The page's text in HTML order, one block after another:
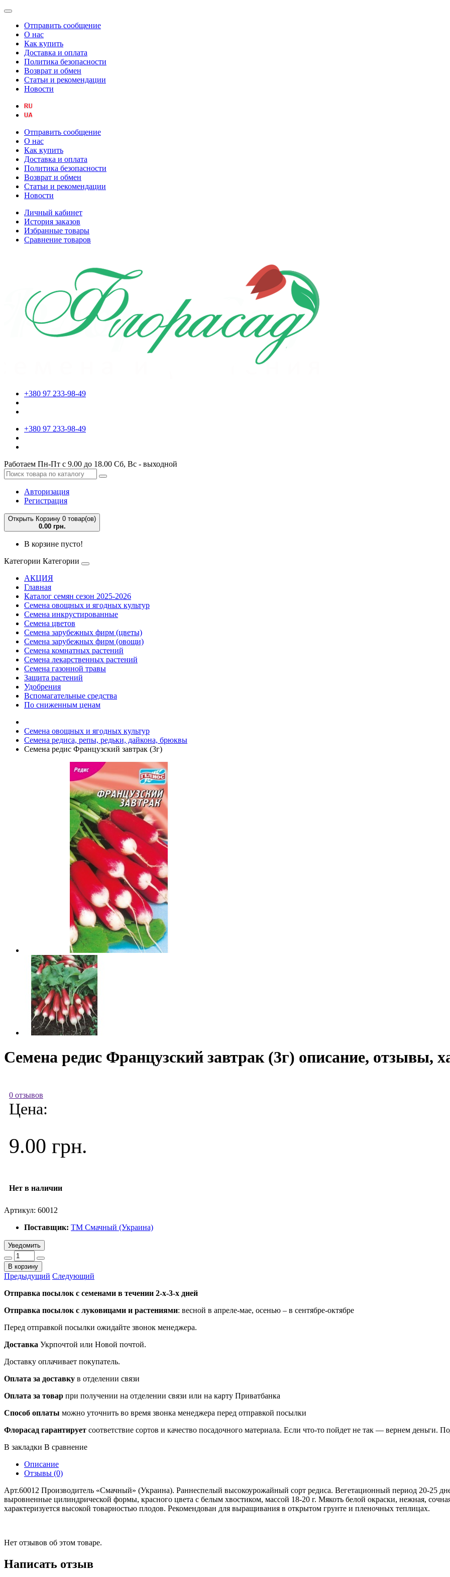
Отправить сообщение
О нас
Как купить
Доставка и оплата
Политика безопасности
Возврат и обмен
Статьи и рекомендации
Новости
Отправить сообщение
О нас
Как купить
Доставка и оплата
Политика безопасности
Возврат и обмен
Статьи и рекомендации
Новости
Личный кабинет
История заказов
Избранные товары
Сравнение товаров
+380 97 233-98-49
+380 97 233-98-49
Работаем Пн-Пт с 9.00 до 18.00 Сб, Вс - выходной
Авторизация
Регистрация
Открыть Корзину 0 товар(ов)
0.00 грн.
В корзине пусто!
Категории Категории
АКЦИЯ
Главная
Каталог семян сезон 2025-2026
Семена овощных и ягодных культур
Семена инкрустированные
Семена цветов
Семена зарубежных фирм (цветы)
Семена зарубежных фирм (овощи)
Семена комнатных растений
Семена лекарственных растений
Семена газонной травы
Защита растений
Удобрения
Вспомагательные средства
По сниженным ценам
Семена овощных и ягодных культур
Семена редиса, репы, редьки, дайкона, брюквы
Семена редис Французский завтрак (3г)
Семена редис Французский завтрак (3г) описание, отзывы,
0 отзывов
Цена:
9.00 грн.
Нет в наличии
Артикул: 60012
Поставщик: ТМ Смачный (Украина)
Уведомить
В корзину
Предыдущий Следующий
Отправка посылок с семенами в течении 2-х-3-х дней
Отправка посылок с луковицами и растениями: весной в апреле-мае, осенью – в сентябре-октябре
Перед отправкой посылки ожидайте звонок менеджера.
Доставка Укрпочтой или Новой почтой.
Доставку оплачивает покупатель.
Оплата за доставку в отделении связи
Оплата за товар при получении на отделении связи или на карту Приватбанка
Способ оплаты можно уточнить во время звонка менеджера перед отправкой посылки
Флорасад гарантирует соответствие сортов и качество посадочного материала. Если что-то пойдет не так — вернем деньги.
В закладки В сравнение
Описание
Отзывы (0)
Арт.60012 Производитель «Смачный» (Украина). Раннеспелый высокоурожайный сорт редиса. Вегетационный период 20-25
выровненные цилиндрической формы, красного цвета с белым хвостиком, массой 18-20 г. Мякоть белой окраски, нежная,
характеризуется высокой товарностью плодов. Рекомендован для выращивания в открытом грунте и пленочных теплицах.
Нет отзывов об этом товаре.
Написать отзыв